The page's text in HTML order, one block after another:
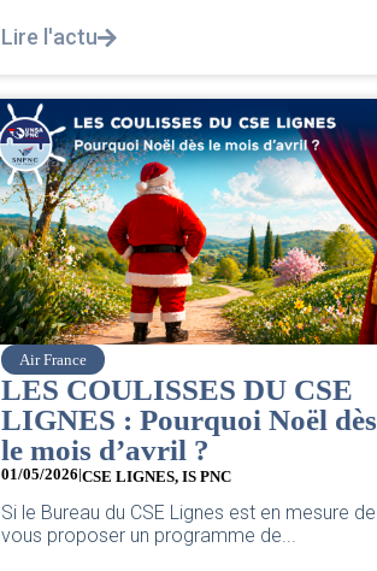
Lire l'actu
Air France
LES COULISSES DU CSE
LIGNES : Pourquoi Noël dès
le mois d’avril ?
01/05/2026|CSE LIGNES, IS PNC
Si le Bureau du CSE Lignes est en mesure de
vous proposer un programme de...